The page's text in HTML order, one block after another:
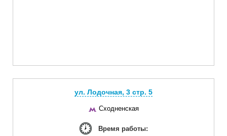
ул. Лодочная, 3 cтр. 5
Сходненская
Время работы: